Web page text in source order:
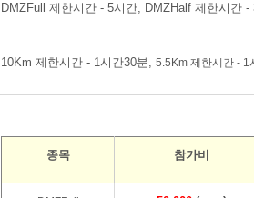
DMZFull 제한시간 - 5시간, DMZHalf 제한시간 -
10Km 제한시간 - 1시간30분, 5.5Km 제한시간 - 1
종목 참가비